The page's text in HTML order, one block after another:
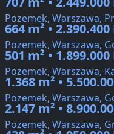
Pozemek, Warszawa,
664 m² • 2.390.400
Pozemek, Warszawa,
501 m² • 1.899.000
Pozemek, Warszawa,
1.368 m² •
Pozemek, Warszawa,
2.147 m² •
Pozemek, Warszawa,